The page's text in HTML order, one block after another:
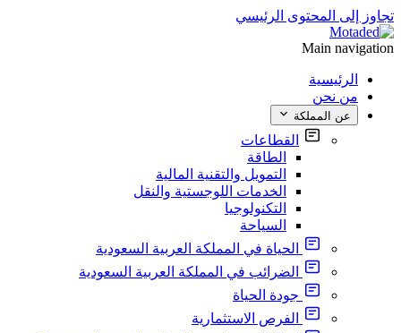
تجاوز إلى المحتوى الرئيسي
Main navigation
الرئيسية
من نحن
عن المملكة
القطاعات
الطاقة
التمويل والتقنية المالية
الخدمات اللوجستية والنقل
التكنولوجيا
السياحة
الحياة في المملكة العربية السعودية
الضرائب في المملكة العربية السعودية
جودة الحياة
الفرص الاستثمارية